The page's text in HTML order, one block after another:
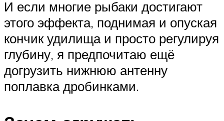
И если многие рыбаки достигают
этого эффекта, поднимая и опуская
кончик удилища и просто регулируя
глубину, я предпочитаю ещё
догрузить нижнюю антенну
поплавка дробинками.